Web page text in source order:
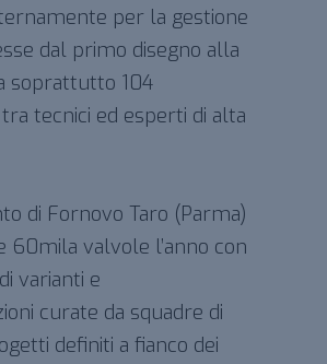
per la gestione
dal primo disegno alla
soprattutto 104
tecnici ed esperti di alta
di Fornovo Taro (Parma)
60mila valvole l’anno con
varianti e
curate da squadre di
definiti a fianco dei